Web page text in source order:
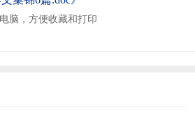
脑，方便收藏和打印